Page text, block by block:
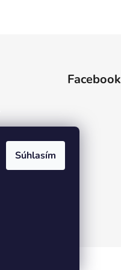
Súhlasím
Facebook